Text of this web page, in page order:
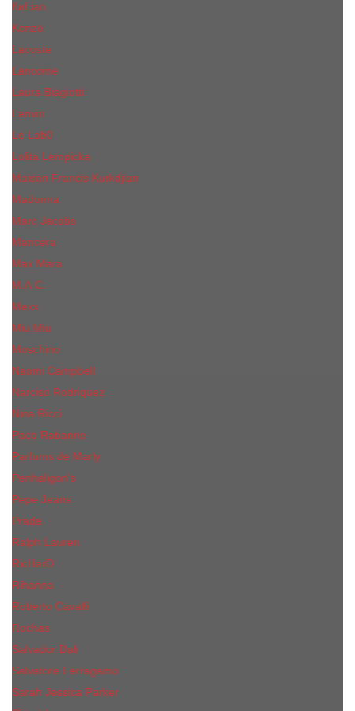
КиLian
Kenzo
Lacoste
Lancome
Laura Biagiotti
Lanvin
Lе Lab0
Lolita Lempicka
Maison Francis Kurkdjian
Madonna
Marc Jacobs
Mancera
Max Mara
M.А.C.
Mexx
Miu Miu
Mоsсhino
Naomi Campbell
Narciso Rodriguez
Nina Ricci
Paco Rabanne
Parfums de Marly
Penhaligon's
Pepe Jeans
Prada
Ralph Lauren
RicHarD
Rihanna
Roberto Cavalli
Rochas
Salvador Dali
Salvatore Ferragamo
Sarah Jessica Parker